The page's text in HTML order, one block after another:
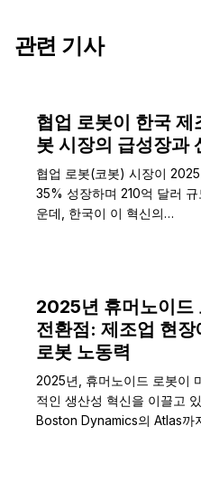
관련 기사
협업 로봇이 한국
봇 시장의 급성장과
협업 로봇(코봇) 시장이
35% 성장하며 210억 달러
운데, 한국이 이 혁신의…
2025년 휴머노이드
전환점: 제조업 현
로봇 노동력
2025년, 휴머노이드 로봇이
적인 생산성 혁신을 이끌고
Boston Dynamics의 Atlas까